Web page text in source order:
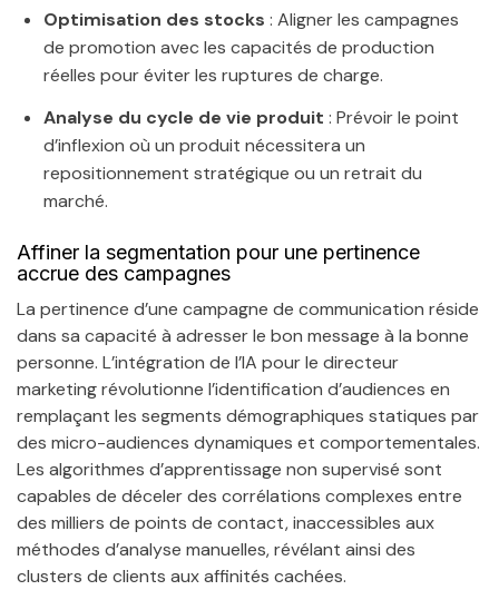
Optimisation des stocks : Aligner les campagnes
de promotion avec les capacités de production
réelles pour éviter les ruptures de charge.
Analyse du cycle de vie produit : Prévoir le point
d’inflexion où un produit nécessitera un
repositionnement stratégique ou un retrait du
marché.
Affiner la segmentation pour une pertinence
accrue des campagnes
La pertinence d’une campagne de communication réside
dans sa capacité à adresser le bon message à la bonne
personne. L’intégration de l’IA pour le directeur
marketing révolutionne l’identification d’audiences en
remplaçant les segments démographiques statiques par
des micro-audiences dynamiques et comportementales.
Les algorithmes d’apprentissage non supervisé sont
capables de déceler des corrélations complexes entre
des milliers de points de contact, inaccessibles aux
méthodes d’analyse manuelles, révélant ainsi des
clusters de clients aux affinités cachées.